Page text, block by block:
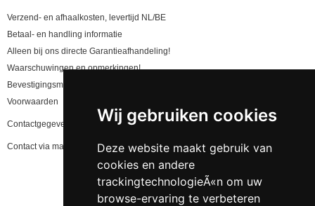
Wij gebruiken cookies
Deze website maakt gebruik van
cookies en andere
trackingtechnologieÃ«n om uw
browse-ervaring te verbeteren
Verzend- en afhaalkosten, levertijd NL/BE
Betaal- en handling informatie
Alleen bij ons directe Garantieafhandeling!
Waarschuwingen en opmerkingen!
Bevestigingsmail niet gekregen, lees hier!
Voorwaarden
Contactgegevens en privacy
Contact via mail